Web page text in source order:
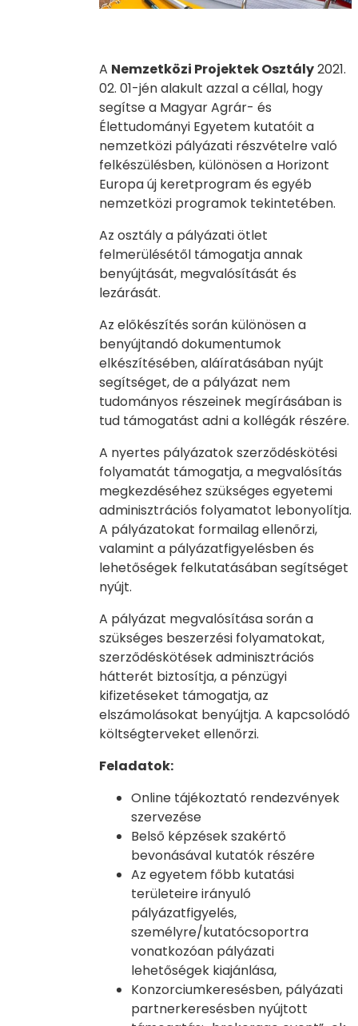
A Nemzetközi Projektek Osztály2021.
02. 01-jén alakult azzal a céllal, hogy
segítse a Magyar Agrár- és
Élettudományi Egyetem kutatóit a
nemzetközi pályázati részvételre való
felkészülésben, különösen a Horizont
Europa új keretprogram és egyéb
nemzetközi programok tekintetében.
Az osztály a pályázati ötlet
felmerülésétől támogatja annak
benyújtását, megvalósítását és
lezárását.
Az előkészítés során különösen a
benyújtandó dokumentumok
elkészítésében, aláíratásában nyújt
segítséget, de a pályázat nem
tudományos részeinek megírásában is
tud támogatást adni a kollégák részére.
A nyertes pályázatok szerződéskötési
folyamatát támogatja, a megvalósítás
megkezdéséhez szükséges egyetemi
adminisztrációs folyamatot lebonyolítja.
A pályázatokat formailag ellenőrzi,
valamint a pályázatfigyelésben és
lehetőségek felkutatásában segítséget
nyújt.
A pályázat megvalósítása során a
szükséges beszerzési folyamatokat,
szerződéskötések adminisztrációs
hátterét biztosítja, a pénzügyi
kifizetéseket támogatja, az
elszámolásokat benyújtja. A kapcsolódó
költségterveket ellenőrzi.
Feladatok:
​​​Online tájékoztató rendezvények
szervezése
Belső képzések szakértő
bevonásával kutatók részére
Az egyetem főbb kutatási
területeire irányuló
pályázatfigyelés,
személyre/kutatócsoportra
vonatkozóan pályázati
lehetőségek kiajánlása,
Konzorciumkeresésben, pályázati
partnerkeresésben nyújtott